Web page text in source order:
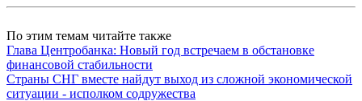
По этим темам читайте также
Глава Центробанка: Новый год встречаем в обстановке
финансовой стабильности
Страны СНГ вместе найдут выход из сложной экономической
ситуации - исполком содружества